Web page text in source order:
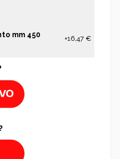
mm 450 +16,47 €